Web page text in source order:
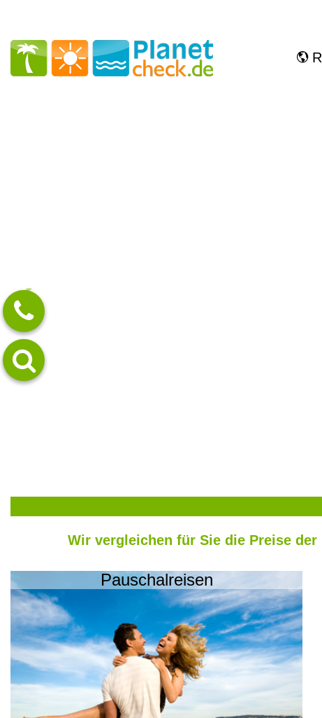
Wir vergleichen für Sie die Preise
Pauschalreisen